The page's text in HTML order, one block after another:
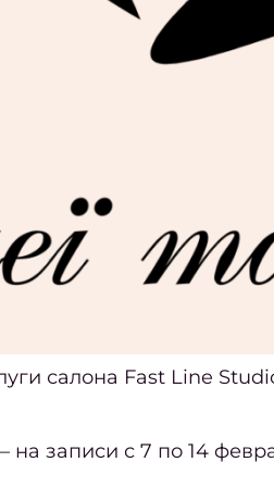
салона Fast Line
записи с 7 по 14